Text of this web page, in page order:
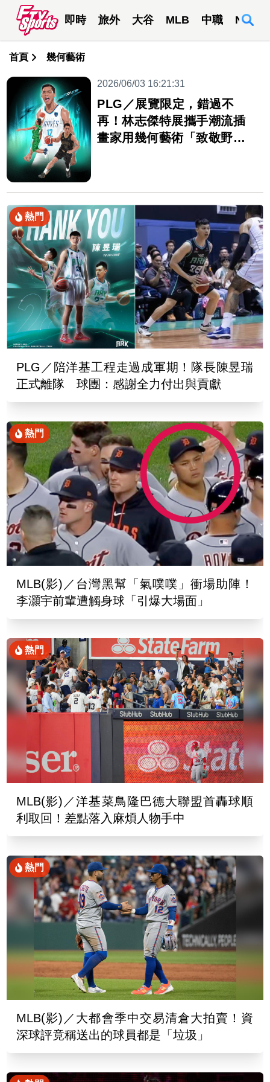
即時 旅外 大谷 MLB 中職 NBA
首頁 幾何藝術
2026/06/03 16:21:31
PLG／展覽限定，錯過不
再！林志傑特展攜手潮流插
畫家用幾何藝術「致敬野獸
熱門
PLG／陪洋基工程走過成軍期！隊長陳昱瑞
正式離隊 球團：感謝全力付出與貢獻
熱門
MLB(影)／台灣黑幫「氣噗噗」衝場助陣！
李灝宇前輩遭觸身球「引爆大場面」
熱門
MLB(影)／洋基菜鳥隆巴德大聯盟首轟球順
利取回！差點落入麻煩人物手中
熱門
MLB(影)／大都會季中交易清倉大拍賣！資
深球評竟稱送出的球員都是「垃圾」